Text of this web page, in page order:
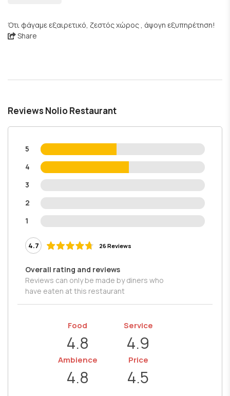
Ότι φάγαμε εξαιρετικό, ζεστός χώρος , άψογη εξυπηρέτηση!
Share
Reviews Nolio Restaurant
5
4
3
2
1
4.7 26 Reviews
Overall rating and reviews
Reviews can only be made by diners who
have eaten at this restaurant
Food
4.8
Service
4.9
Ambience
4.8
Price
4.5